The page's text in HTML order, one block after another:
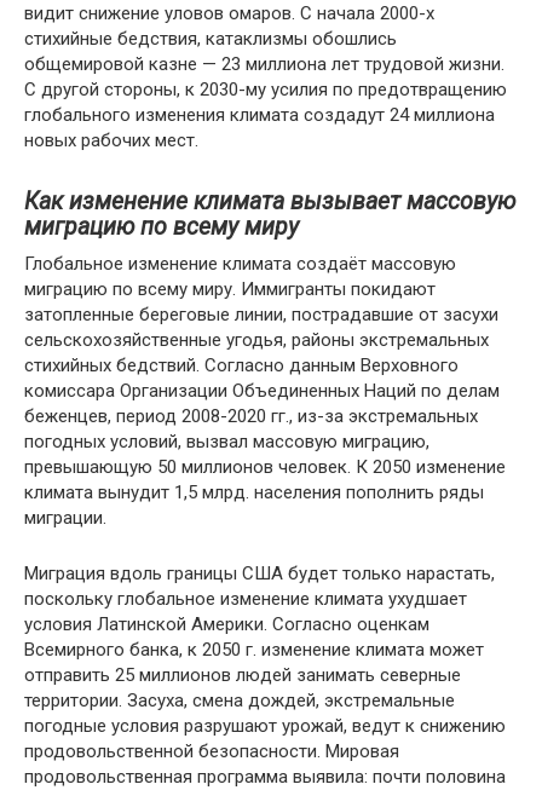
видит снижение уловов омаров. С начала 2000-х
стихийные бедствия, катаклизмы обошлись
общемировой казне — 23 миллиона лет трудовой жизни.
С другой стороны, к 2030-му усилия по предотвращению
глобального изменения климата создадут 24 миллиона
новых рабочих мест.
Как изменение климата вызывает массовую
миграцию по всему миру
Глобальное изменение климата создаёт массовую
миграцию по всему миру. Иммигранты покидают
затопленные береговые линии, пострадавшие от засухи
сельскохозяйственные угодья, районы экстремальных
стихийных бедствий. Согласно данным Верховного
комиссара Организации Объединенных Наций по делам
беженцев, период 2008-2020 гг., из-за экстремальных
погодных условий, вызвал массовую миграцию,
превышающую 50 миллионов человек. К 2050 изменение
климата вынудит 1,5 млрд. населения пополнить ряды
миграции.
Миграция вдоль границы США будет только нарастать,
поскольку глобальное изменение климата ухудшает
условия Латинской Америки. Согласно оценкам
Всемирного банка, к 2050 г. изменение климата может
отправить 25 миллионов людей занимать северные
территории. Засуха, смена дождей, экстремальные
погодные условия разрушают урожай, ведут к снижению
продовольственной безопасности. Мировая
продовольственная программа выявила: почти половина